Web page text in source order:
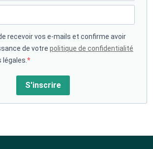
recevoir vos e-mails et confirme avoir
de votre politique de confidentialité
S'inscrire